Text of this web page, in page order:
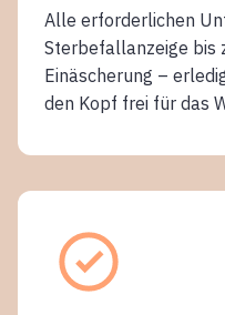
Alle erforderlichen
Sterbefallanzeige bis
Einäscherung –
den Kopf frei für das